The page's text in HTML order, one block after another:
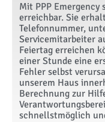
Mit PPP
erreichbar. Sie
Telefonnummer,
Servicemitarbeiter
Feiertag erreichen
einer Stunde eine
Fehler selbst
unserem Haus
Berechnung zur
schnellstmöglich